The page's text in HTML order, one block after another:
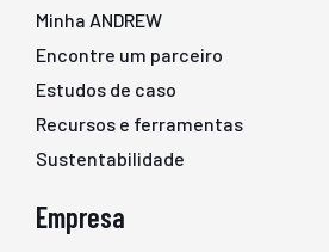
Minha ANDREW
Encontre um parceiro
Estudos de caso
Recursos e ferramentas
Sustentabilidade
Empresa